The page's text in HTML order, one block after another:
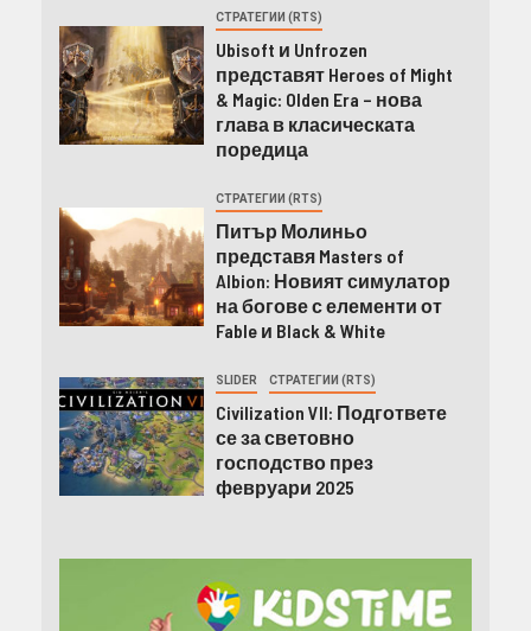
СТРАТЕГИИ (RTS)
Ubisoft и Unfrozen
представят Heroes of Might
& Magic: Olden Era – нова
глава в класическата
поредица
СТРАТЕГИИ (RTS)
Питър Молиньо
представя Masters of
Albion: Новият симулатор
на богове с елементи от
Fable и Black & White
SLIDER СТРАТЕГИИ (RTS)
Civilization VII: Подгответе
се за световно
господство през
февруари 2025